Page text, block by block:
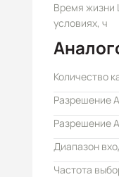
Время жизни
условиях, ч
Количество
Разрешение
Разрешение
Диапазон
Частота